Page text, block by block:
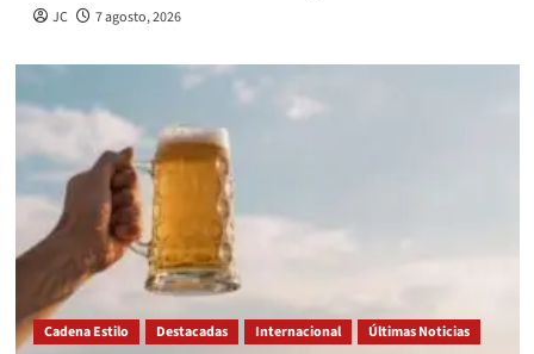
JC 7 agosto, 2026
Cadena Estilo Destacadas Internacional Últimas Noticias